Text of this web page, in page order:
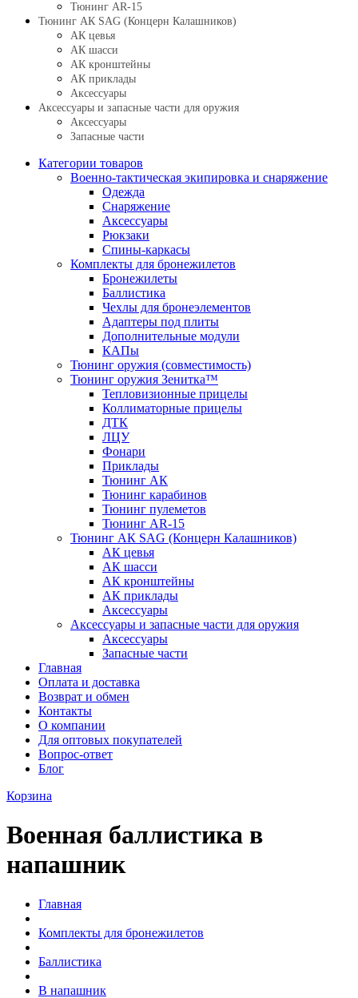
Тюнинг AR-15
Тюнинг АК SAG (Концерн Калашников)
АК цевья
АК шасси
АК кронштейны
АК приклады
Аксессуары
Аксессуары и запасные части для оружия
Аксессуары
Запасные части
Категории товаров
Военно-тактическая экипировка и снаряжение
Одежда
Снаряжение
Аксессуары
Рюкзаки
Спины-каркасы
Комплекты для бронежилетов
Бронежилеты
Баллистика
Чехлы для бронеэлементов
Адаптеры под плиты
Дополнительные модули
КАПы
Тюнинг оружия (совместимость)
Тюнинг оружия Зенитка™
Тепловизионные прицелы
Коллиматорные прицелы
ДТК
ЛЦУ
Фонари
Приклады
Тюнинг АК
Тюнинг карабинов
Тюнинг пулеметов
Тюнинг AR-15
Тюнинг АК SAG (Концерн Калашников)
АК цевья
АК шасси
АК кронштейны
АК приклады
Аксессуары
Аксессуары и запасные части для оружия
Аксессуары
Запасные части
Главная
Оплата и доставка
Возврат и обмен
Контакты
О компании
Для оптовых покупателей
Вопрос-ответ
Блог
Корзина
Военная баллистика в
напашник
Главная
Комплекты для бронежилетов
Баллистика
В напашник